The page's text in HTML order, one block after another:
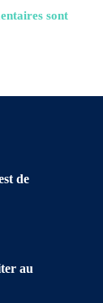
sont
de
au